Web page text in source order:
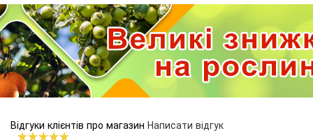
Відгуки клієнтів про магазин Написати відгук